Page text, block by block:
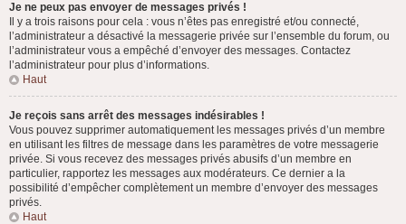
Je ne peux pas envoyer de messages privés !
Il y a trois raisons pour cela : vous n’êtes pas enregistré et/ou connecté,
l’administrateur a désactivé la messagerie privée sur l’ensemble du forum, ou
l’administrateur vous a empêché d’envoyer des messages. Contactez
l’administrateur pour plus d’informations.
Haut
Je reçois sans arrêt des messages indésirables !
Vous pouvez supprimer automatiquement les messages privés d’un membre
en utilisant les filtres de message dans les paramètres de votre messagerie
privée. Si vous recevez des messages privés abusifs d’un membre en
particulier, rapportez les messages aux modérateurs. Ce dernier a la
possibilité d’empêcher complètement un membre d’envoyer des messages
privés.
Haut